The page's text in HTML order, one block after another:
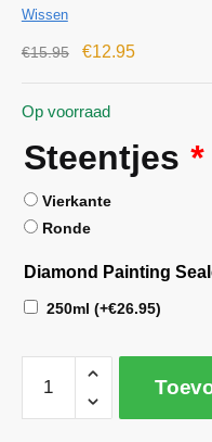
Wissen
€15.95 €12.95
Op voorraad
Steentjes *
Vierkante
Ronde
Diamond Painting
250ml (+€26.95)